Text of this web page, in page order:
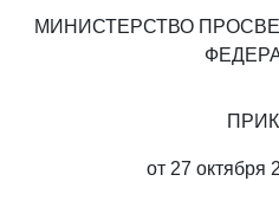
МИНИСТЕРСТВО
от 27 октября